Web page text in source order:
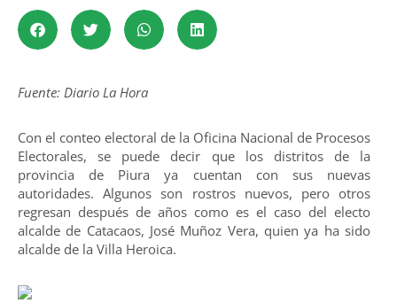
Fuente: Diario La Hora
Con el conteo electoral de la Oficina Nacional de Procesos
Electorales, se puede decir que los distritos de la
provincia de Piura ya cuentan con sus nuevas
autoridades. Algunos son rostros nuevos, pero otros
regresan después de años como es el caso del electo
alcalde de Catacaos, José Muñoz Vera, quien ya ha sido
alcalde de la Villa Heroica.